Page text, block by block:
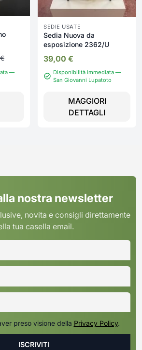
€
—
SEDIE USATE
Sedia Nuova da
esposizione 2362/U
39,00 €
Disponibilità immediata —
San Giovanni Lupatoto
MAGGIORI
DETTAGLI
nostra newsletter
novita e consigli direttamente
tua casella email.
preso visione della Privacy Policy.